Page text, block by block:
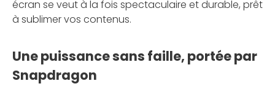
écran se veut à la fois spectaculaire et durable, prêt
à sublimer vos contenus.
Une puissance sans faille, portée par
Snapdragon